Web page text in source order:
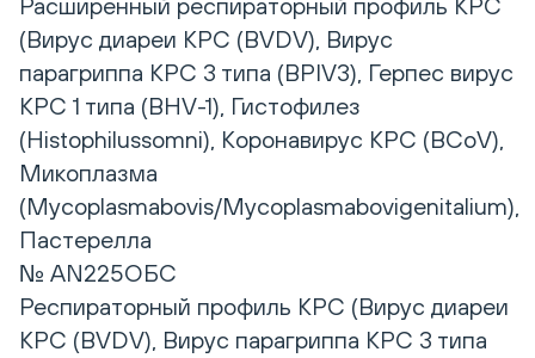
Расширенный респираторный профиль КРС
(Вирус диареи КРС (BVDV), Вирус
парагриппа КРС 3 типа (BPIV3), Герпес вирус
КРС 1 типа (BHV-1), Гистофилез
(Histophilussomni), Коронавирус КРС (BCoV),
Микоплазма
(Mycoplasmabovis/Mycoplasmabovigenitalium),
Пастерелла
№ AN225ОБС
Респираторный профиль КРС (Вирус диареи
КРС (BVDV), Вирус парагриппа КРС 3 типа